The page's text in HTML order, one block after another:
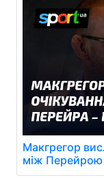
Макгрегор
між Перейрою